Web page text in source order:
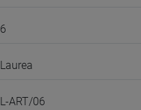
6
Laurea
L-ART/06